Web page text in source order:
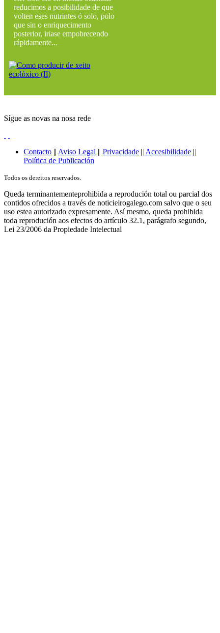
reducimos a posibilidade de que
volten eses nutrintes ó solo, polo
que sin o enriquecimento
posterior, iriase empobrecendo
rápidamente...
Sígue as novas na nosa rede
Contacto || Aviso Legal || Privacidade || Accesibilidade ||
Política de Publicación
Todos os dereitos reservados.
Queda terminantementeprohibida a reprodución total ou parcial dos
contidos ofrecidos a través de noticieirogalego.com salvo que o seu
uso estea autorizado expresamente. Así mesmo, queda prohibida
toda reprodución aos efectos do artículo 32.1, parágrafo segundo,
Lei 23/2006 da Propiedade Intelectual